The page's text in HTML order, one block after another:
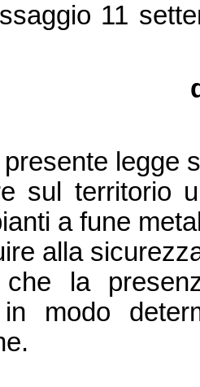
11
presente legge
sul territorio
a fune
alla
che la
in modo